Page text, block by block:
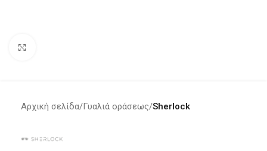
Αρχική σελίδα Γυαλιά οράσεως Sherlock